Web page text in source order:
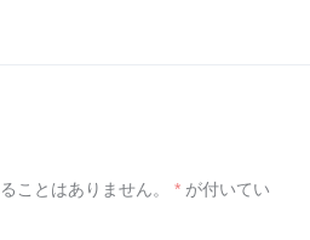
ことはありません。 * が付いてい